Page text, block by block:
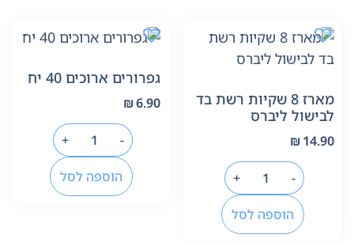
מארז 8 שקיות רשת בד
לבישול ליברס
₪14.90
-
+
הוספה לסל
גפרורים ארוכים 40 יח
₪6.90
-
+
הוספה לסל